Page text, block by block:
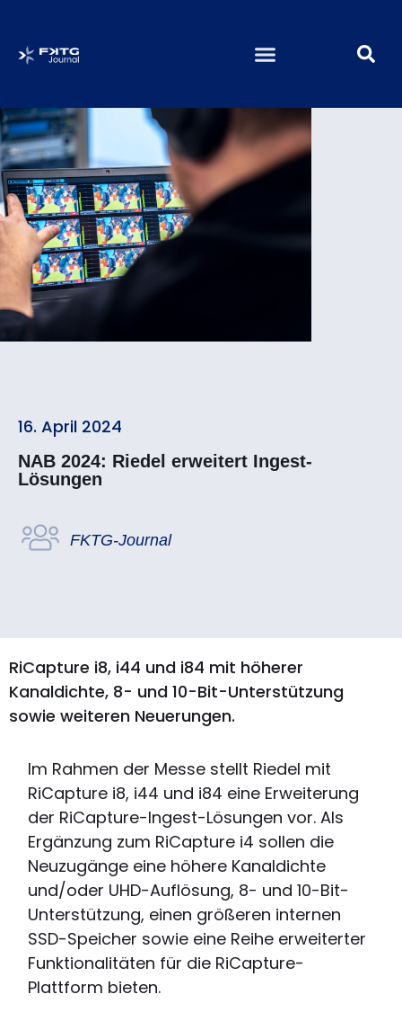
16. April 2024
NAB 2024: Riedel erweitert Ingest-
Lösungen
FKTG-Journal
RiCapture i8, i44 und i84 mit höherer
Kanaldichte, 8- und 10-Bit-Unterstützung
sowie weiteren Neuerungen.
Im Rahmen der Messe stellt Riedel mit
RiCapture i8, i44 und i84 eine Erweiterung
der RiCapture-Ingest-Lösungen vor. Als
Ergänzung zum RiCapture i4 sollen die
Neuzugänge eine höhere Kanaldichte
und/oder UHD-Auflösung, 8- und 10-Bit-
Unterstützung, einen größeren internen
SSD-Speicher sowie eine Reihe erweiterter
Funktionalitäten für die RiCapture-
Plattform bieten.